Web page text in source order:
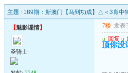
主题 : 189期：新澳门【马到功成】△＜3肖中
【魅影谍情】
圣骑士
7楼 发表
u 回复 u
顶你没